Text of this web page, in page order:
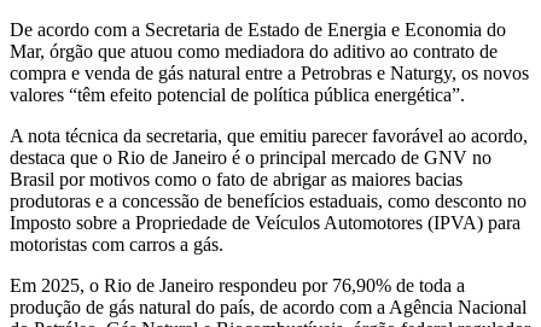
De acordo com a Secretaria de Estado de Energia e Economia do
Mar, órgão que atuou como mediadora do aditivo ao contrato de
compra e venda de gás natural entre a Petrobras e Naturgy, os novos
valores “têm efeito potencial de política pública energética”.
A nota técnica da secretaria, que emitiu parecer favorável ao acordo,
destaca que o Rio de Janeiro é o principal mercado de GNV no
Brasil por motivos como o fato de abrigar as maiores bacias
produtoras e a concessão de benefícios estaduais, como desconto no
Imposto sobre a Propriedade de Veículos Automotores (IPVA) para
motoristas com carros a gás.
Em 2025, o Rio de Janeiro respondeu por 76,90% de toda a
produção de gás natural do país, de acordo com a Agência Nacional